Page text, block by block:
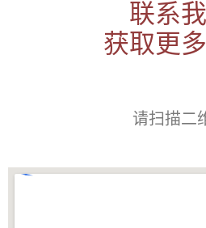
联系
获取更
请扫描二